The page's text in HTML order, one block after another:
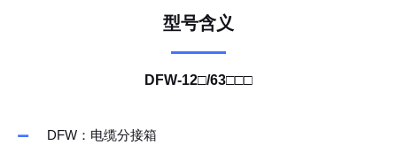
型号含义
DFW-12□/63□□□
DFW：电缆分接箱